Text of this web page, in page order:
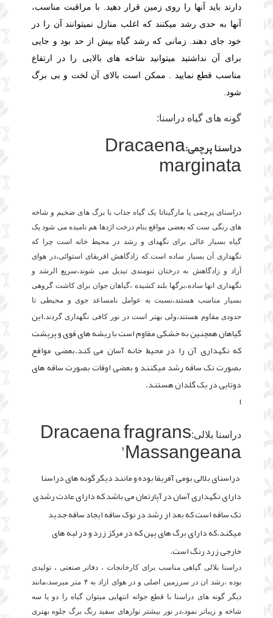
دارند باید آنها را روی زمین قرار دهید. با مراقبت مناسب،
آنها به حدی رشد میکنند که اغلب منازل نمیتوانند آن را در
خود جای دهند. زمانی که رشد گیاه بیش از حد بود و جایی
برای آن نداشتید میتوانید شاخه های بالایی را در ارتفاع
مناسب قطع نمایید . ممکن است بالای آن لخت و بی برگ
شود.
گونه های گیاه دراسنا:
دراسنا پرچمی:Dracaena
marginata
دراسنای پرچمی یا مارگیناتا یک گیاه جذاب با برگ های ضخیم و شاخه
های رنگی ست که بعضی مواقع بنام درخت اژدها هم نامیده می شود یک
گیاه بسیار عالی برای نگهدای و رشد در محیط خانه است چرا که
نگهداری آن بسیار ساده است.که زادگاهش افریقای استوائی،در هوای
آزاد و زادگاهش به درختان تنومندی تبدیل می شوند،سریع الرشد و
نگهداری انها ساده،برگها بلند کشیده ،گیاهان جوان برای کاشت گروهی
بسیار مناسب هستند،نسبت به عوامل نامساعد جوی و محیطی تا
حدودی مقاوم هستند،ولی بهتر است در نور کافی نگهداری گردند.این
گیاهان همچنین به خشکی مقاوم است با ریشه های قوی و پرپشت
که نگهداری آن را در محیط خانه آسان می کند.بعضی مواقع
بصورت تک ساقه رشد میکنند و بعضی اوقات بصورت ساقه های
دوتایی در یک گلدان هستند.
ا
دراسنا بلالی:Dracaena fragrans
'Massangeana
دراسنای بلالی بومی آفریقا بوده و مانند دیگر گونه های دراسنا
دارای نگهداری آسان در آپارتمان می باشد که دارای عادت رشدی
تک ساقه است که بعد از رشد در نوک ساقه ایجاد ساقه جدید
میکند.که دارای برگ های پهن که در مرکز زرد و در لبه های
خارجی زرد رنگ است.
دراسنا بلالی گیاهی مناسب برای کارخانجات ، دفاتر صنعتی ، تولیدی
بوده ،رشد ان در سرزمین اصلی و در هوای ازاد به ۴ متر میرسد،مانند
دیگر گونه های دراسنا با قطع جوانه انتهایی میتوان گیاه را دو یا سه
شاخه و زیباتر نمود،در نور بیشتر نوارهای سفید رنگ برگ جلوه بهتری